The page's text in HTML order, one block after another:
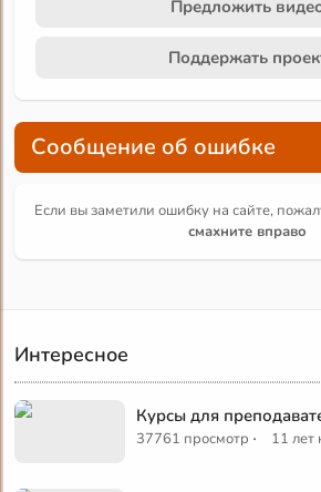
Предложить
Поддержать
Сообщение об ошибке
Если вы заметили ошибку на сайте,
смахните вправо
Интересное
Курсы для
37761 просмотр · 11 лет